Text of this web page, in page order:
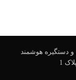
و دستگیره هوشمند